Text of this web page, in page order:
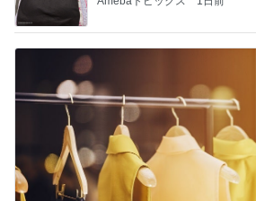
洗濯してもノーアイロンで便利な服
Amebaトピックス 18時間前
記事を読む